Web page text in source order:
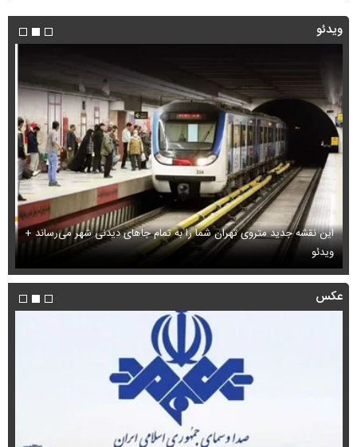
ویدئو
این نقشه جدید متروی تهران شما را به تمام جاهای دیدنی شهر می‌رساند +
ویدئو
عکس